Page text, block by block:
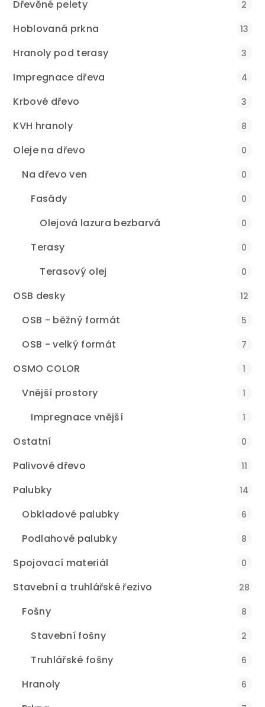
Dřevěné pelety 2
Hoblovaná prkna 13
Hranoly pod terasy 3
Impregnace dřeva 4
Krbové dřevo 3
KVH hranoly 8
Oleje na dřevo 0
Na dřevo ven 0
Fasády 0
Olejová lazura bezbarvá 0
Terasy 0
Terasový olej 0
OSB desky 12
OSB - běžný formát 5
OSB - velký formát 7
OSMO COLOR 1
Vnější prostory 1
Impregnace vnější 1
Ostatní 0
Palivové dřevo 11
Palubky 14
Obkladové palubky 6
Podlahové palubky 8
Spojovací materiál 0
Stavební a truhlářské řezivo 28
Fošny 8
Stavební fošny 2
Truhlářské fošny 6
Hranoly 6